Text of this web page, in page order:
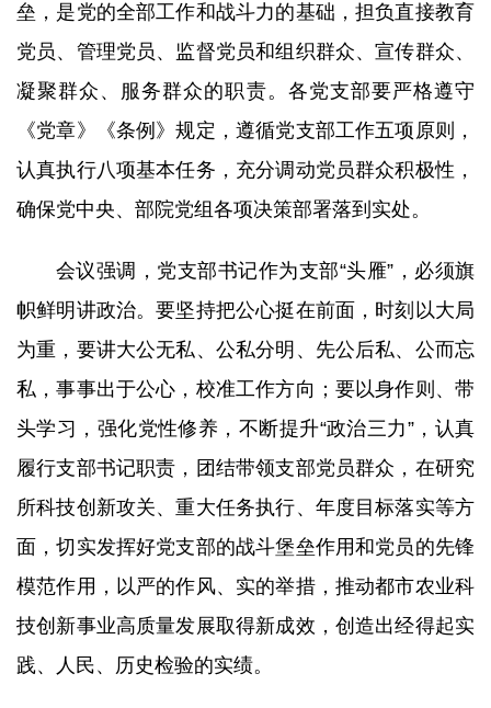
垒，是党的全部工作和战斗力的基础，担负直接教育
党员、管理党员、监督党员和组织群众、宣传群众、
凝聚群众、服务群众的职责。各党支部要严格遵守
《党章》《条例》规定，遵循党支部工作五项原则，
认真执行八项基本任务，充分调动党员群众积极性，
确保党中央、部院党组各项决策部署落到实处。
会议强调，党支部书记作为支部“头雁”，必须旗
帜鲜明讲政治。要坚持把公心挺在前面，时刻以大局
为重，要讲大公无私、公私分明、先公后私、公而忘
私，事事出于公心，校准工作方向；要以身作则、带
头学习，强化党性修养，不断提升“政治三力”，认真
履行支部书记职责，团结带领支部党员群众，在研究
所科技创新攻关、重大任务执行、年度目标落实等方
面，切实发挥好党支部的战斗堡垒作用和党员的先锋
模范作用，以严的作风、实的举措，推动都市农业科
技创新事业高质量发展取得新成效，创造出经得起实
践、人民、历史检验的实绩。